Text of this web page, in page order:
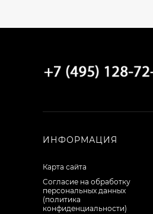
22 771 ₽
2,8 м, ширина 1,96 м
Кухня Базис Nicole-
Mix 2,1 метра
ИНФОРМАЦИЯ
Карта сайта
Согласие на обработку
персональных данных
(политика
конфиденциальности)